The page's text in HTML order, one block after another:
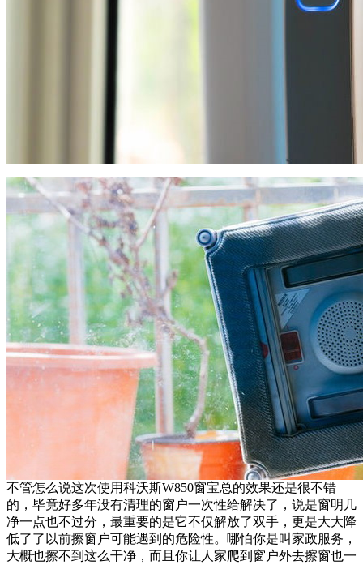
不管怎么说这次使用科沃斯W850窗宝总的效果还是很不错
的，毕竟好多年没有清理的窗户一次性给解决了，说是窗明几
净一点也不过分，最重要的是它不仅解放了双手，更是大大降
低了了以前擦窗户可能遇到的危险性。哪怕你是叫家政服务，
大概也擦不到这么干净，而且你让人家爬到窗户外去擦窗也一